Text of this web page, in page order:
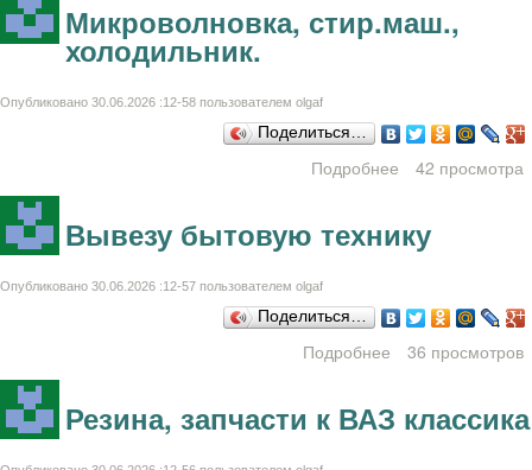
Микроволновка, стир.маш.,
холодильник.
Опубликовано 30.06.2026 :12-58 пользователем olgaf
Поделиться…
Подробнее
о
холодильник.
42 просмотра
Вывезу бытовую технику
Опубликовано 30.06.2026 :12-57 пользователем olgaf
Поделиться…
Подробнее
о Вывезу
36 просмотров
Резина, запчасти к ВАЗ классика